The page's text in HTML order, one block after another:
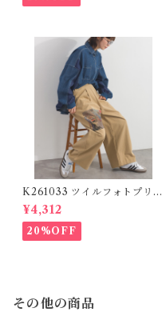
K261033 ツイルフォトプリン
トイージーテーパードパンツ /
Twill Photo Print Easy Tap
ered Pants
¥4,312
20%OFF
その他の商品